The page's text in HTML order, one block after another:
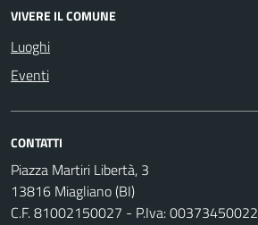
VIVERE IL COMUNE
Luoghi
Eventi
CONTATTI
Piazza Martiri Libertà, 3
13816 Miagliano (BI)
C.F. 81002150027 - P.Iva: 00373450022